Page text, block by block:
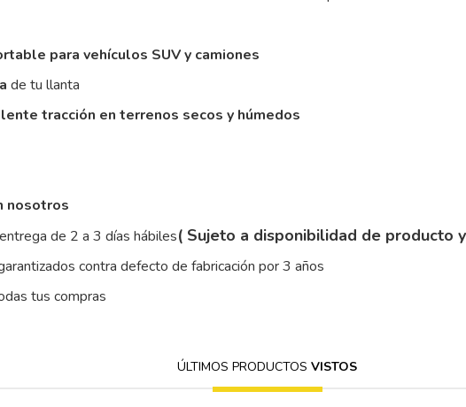
para vehículos SUV y camiones
de tu llanta
tracción en terrenos secos y húmedos
nosotros
de 2 a 3 días hábiles( Sujeto a disponibilidad de producto
contra defecto de fabricación por 3 años
tus compras
ÚLTIMOS PRODUCTOSVISTOS